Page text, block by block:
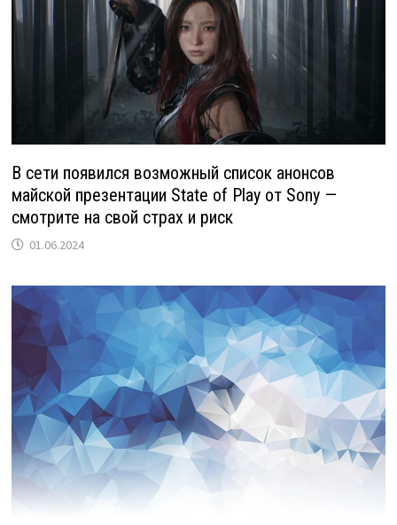
В сети появился возможный список анонсов
майской презентации State of Play от Sony —
смотрите на свой страх и риск
01.06.2024